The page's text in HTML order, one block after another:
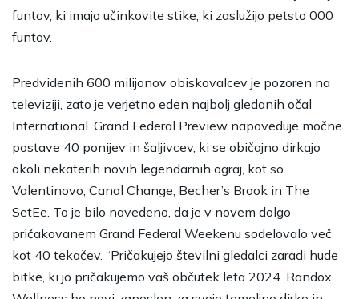
funtov, ki imajo učinkovite stike, ki zaslužijo petsto 000
funtov.
Predvidenih 600 milijonov obiskovalcev je pozoren na
televiziji, zato je verjetno eden najbolj gledanih očal
International. Grand Federal Preview napoveduje močne
postave 40 ponijev in šaljivcev, ki se običajno dirkajo
okoli nekaterih novih legendarnih ograj, kot so
Valentinovo, Canal Change, Becher’s Brook in The
SetEe. To je bilo navedeno, da je v novem dolgo
pričakovanem Grand Federal Weekenu sodelovalo več
kot 40 tekačev. “Pričakujejo številni gledalci zaradi hude
bitke, ki jo pričakujemo vaš občutek leta 2024. Randox